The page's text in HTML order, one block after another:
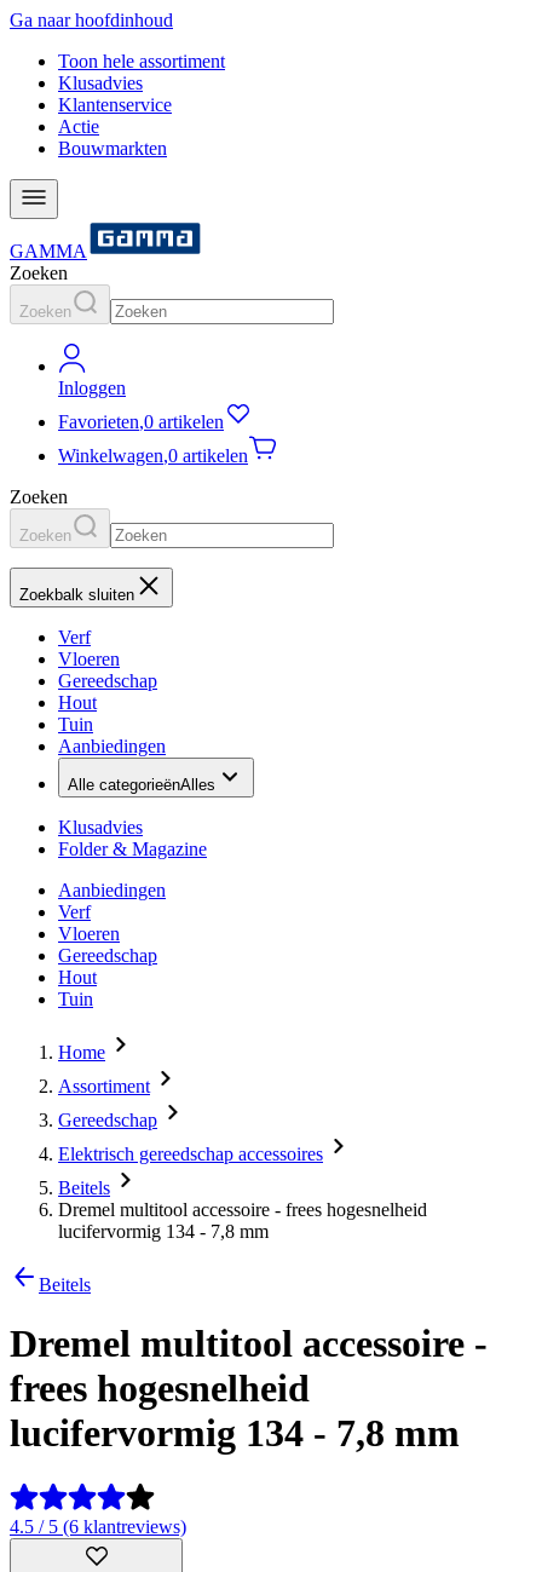
Ga naar hoofdinhoud
Toon hele assortiment
Klusadvies
Klantenservice
Actie
Bouwmarkten
GAMMA
Zoeken
Zoeken
Inloggen
Favorieten,0 artikelen
Winkelwagen,0 artikelen
Zoeken
Zoeken
Zoekbalk sluiten
Verf
Vloeren
Gereedschap
Hout
Tuin
Aanbiedingen
Alle categorieënAlles
Klusadvies
Folder & Magazine
Aanbiedingen
Verf
Vloeren
Gereedschap
Hout
Tuin
Home
Assortiment
Gereedschap
Elektrisch gereedschap accessoires
Beitels
Dremel multitool accessoire - frees hogesnelheid
lucifervormig 134 - 7,8 mm
Beitels
Dremel multitool accessoire -
frees hogesnelheid
lucifervormig 134 - 7,8 mm
4.5 / 5 (6 klantreviews)